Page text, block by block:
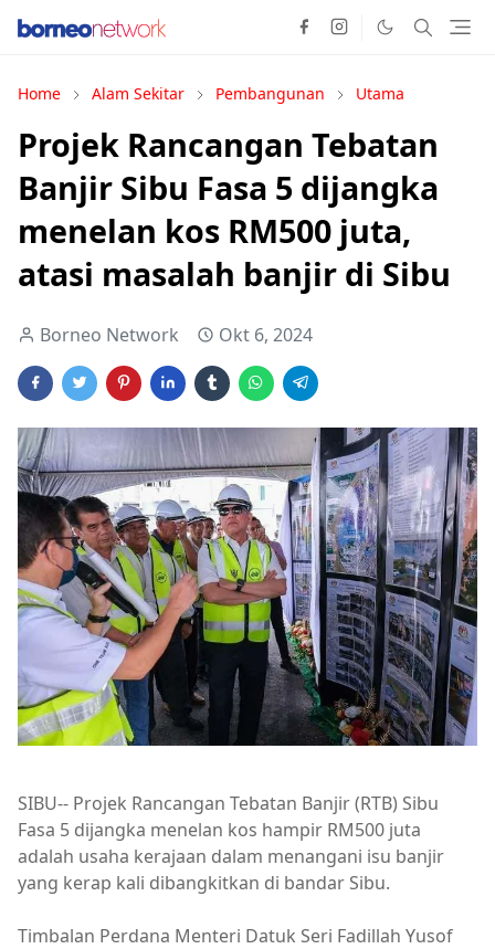
Home Alam Sekitar Pembangunan Utama
Projek Rancangan Tebatan
Banjir Sibu Fasa 5 dijangka
menelan kos RM500 juta,
atasi masalah banjir di Sibu
Borneo Network Okt 6, 2024
SIBU-- Projek Rancangan Tebatan Banjir (RTB) Sibu
Fasa 5 dijangka menelan kos hampir RM500 juta
adalah usaha kerajaan dalam menangani isu banjir
yang kerap kali dibangkitkan di bandar Sibu.
Timbalan Perdana Menteri Datuk Seri Fadillah Yusof